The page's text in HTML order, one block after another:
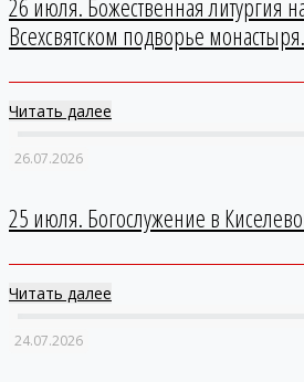
Всехсвятском подворье монастыря.
Читать далее
26.07.2026
25 июля. Богослужение в
Читать далее
24.07.2026